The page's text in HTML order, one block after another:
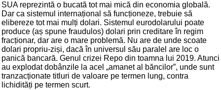
SUA reprezintă o bucată tot mai mică din economia globală.
Dar ca sistemul internațional să funcționeze, trebuie să
elibereze tot mai mulți dolari. Sistemul eurodolarului poate
produce (aș spune fraudulos) dolari prin creditare în regim
fracționar, dar are o mare problemă. Nu are de unde scoate
dolari propriu-ziși, dacă în universul său paralel are loc o
panică bancară. Genul crizei Repo din toamna lui 2019. Atunci
au explodat dobânzile la acel „amanet al băncilor”, unde sunt
tranzacționate titluri de valoare pe termen lung, contra
lichidități pe termen scurt.